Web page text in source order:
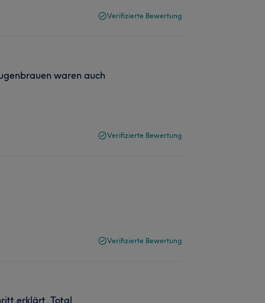
Verifizierte Bewertung
waren auch
Verifizierte Bewertung
Verifizierte Bewertung
erklärt. Total